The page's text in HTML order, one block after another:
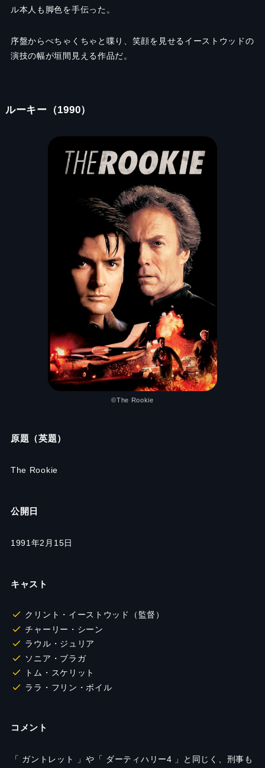
ル本人も脚色を手伝った。
序盤からぺちゃくちゃと喋り、笑顔を見せるイーストウッドの
演技の幅が垣間見える作品だ。
ルーキー（1990）
©The Rookie
原題（英題）
The Rookie
公開日
1991年2月15日
キャスト
クリント・イーストウッド（監督）
チャーリー・シーン
ラウル・ジュリア
ソニア・ブラガ
トム・スケリット
ララ・フリン・ボイル
コメント
「 ガントレット 」や「 ダーティハリー4 」と同じく、刑事も